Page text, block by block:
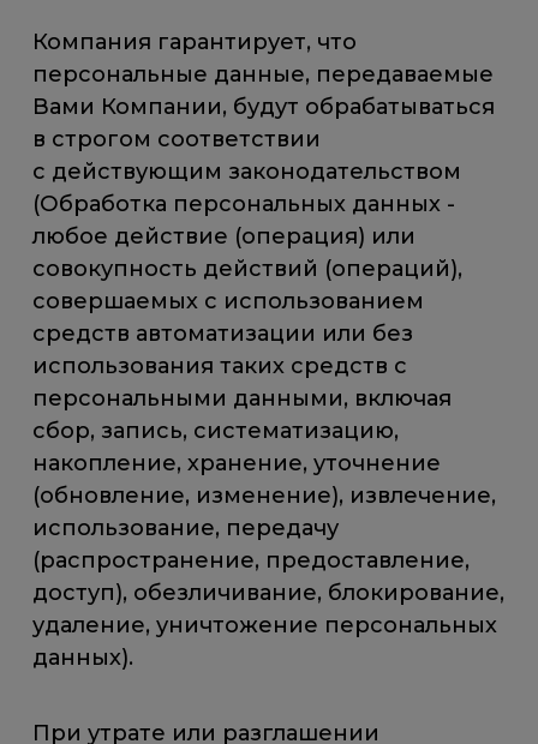
Компания гарантирует, что
персональные данные, передаваемые
Вами Компании, будут обрабатываться
в строгом соответствии
с действующим законодательством
(Обработка персональных данных -
любое действие (операция) или
совокупность действий (операций),
совершаемых с использованием
средств автоматизации или без
использования таких средств с
персональными данными, включая
сбор, запись, систематизацию,
накопление, хранение, уточнение
(обновление, изменение), извлечение,
использование, передачу
(распространение, предоставление,
доступ), обезличивание, блокирование,
удаление, уничтожение персональных
данных).
При утрате или разглашении